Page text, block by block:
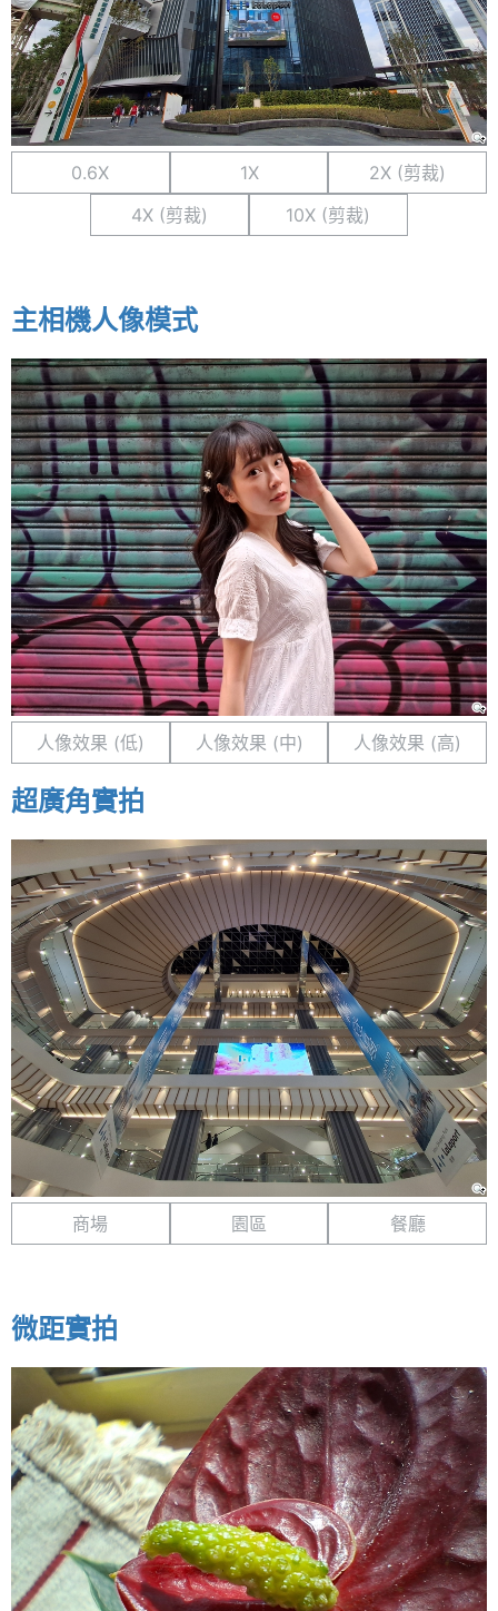
0.6X 1X
2X (剪裁)
4X (剪裁)
10X (剪裁)
主相機人像模式
人像效果 (低) 人像效果 (中) 人像效果 (高)
超廣角實拍
商場 園區 餐廳
微距實拍